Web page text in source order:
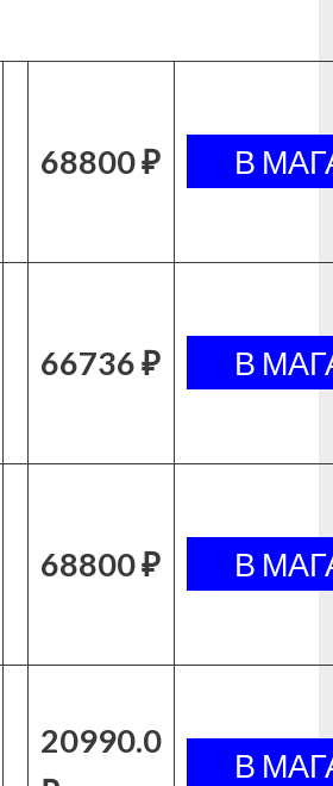
68800 ₽
66736 ₽
68800 ₽
20990.0